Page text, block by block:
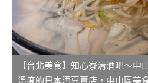
【台北美食】知心寮清酒吧～中
溫度的日本酒專賣店，中山區美